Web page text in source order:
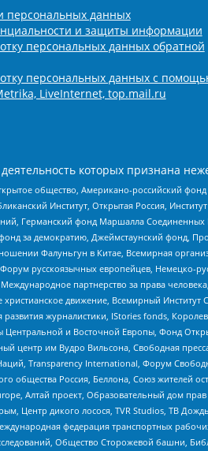
персональных данных
и защиты информации
персональных данных обратной
персональных данных с
LiveInternet, top.mail.ru
которых признана
общество, Американо-российский
Институт, Открытая Россия,
Германский фонд Маршалла
за демократию, Джеймстаунский фонд,
Фалуньгун в Китае, Всемирная
русскоязычных европейцев, Немецко-
партнерство за права
движение, Всемирный Институт
журналистики, IStories fonds,
и Восточной Европы, Фонд
им Вудро Вильсона, Свободная
Transparеncy International, Форум
общества Россия, Беллона, Союз
Алтай проект, Образовательный дом
Центр дикого лосося, TVR Studios, ТВ
федерация транспортных
Общество Сторожевой башни,